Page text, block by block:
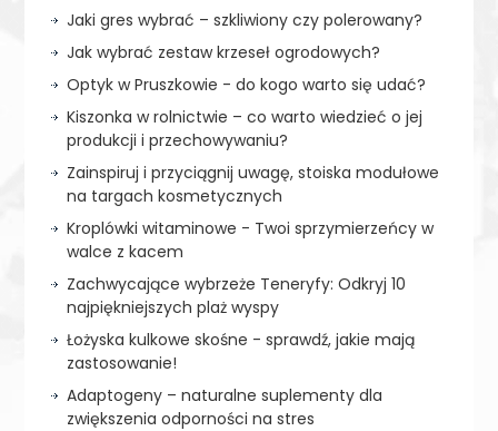
Jaki gres wybrać – szkliwiony czy polerowany?
Jak wybrać zestaw krzeseł ogrodowych?
Optyk w Pruszkowie - do kogo warto się udać?
Kiszonka w rolnictwie – co warto wiedzieć o jej
produkcji i przechowywaniu?
Zainspiruj i przyciągnij uwagę, stoiska modułowe
na targach kosmetycznych
Kroplówki witaminowe - Twoi sprzymierzeńcy w
walce z kacem
Zachwycające wybrzeże Teneryfy: Odkryj 10
najpiękniejszych plaż wyspy
Łożyska kulkowe skośne - sprawdź, jakie mają
zastosowanie!
Adaptogeny – naturalne suplementy dla
zwiększenia odporności na stres